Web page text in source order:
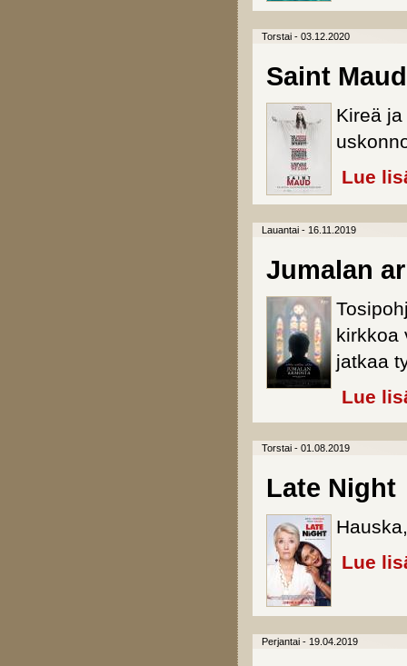
Torstai - 03.12.2020
Saint Maud
Kireä
Lue
Lauantai - 16.11.2019
Jumalan
kirkkoa
jatkaa
Lue
Torstai - 01.08.2019
Late Night
Lue
Perjantai - 19.04.2019